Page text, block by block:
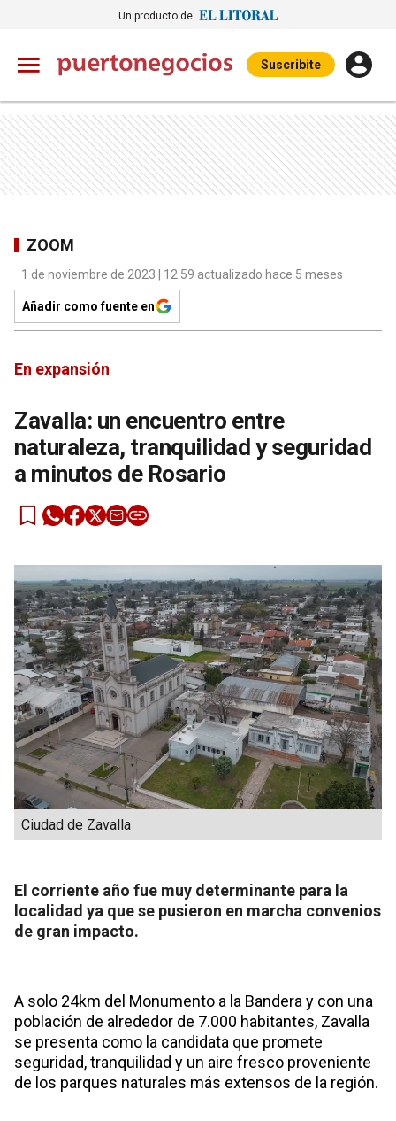
Un producto de:
Suscribite
ZOOM
1 de noviembre de 2023 | 12:59 actualizado hace 5 meses
Añadir como fuente en
En expansión
Zavalla: un encuentro entre
naturaleza, tranquilidad y seguridad
a minutos de Rosario
Ciudad de Zavalla
El corriente año fue muy determinante para la
localidad ya que se pusieron en marcha convenios
de gran impacto.
A solo 24km del Monumento a la Bandera y con una
población de alrededor de 7.000 habitantes, Zavalla
se presenta como la candidata que promete
seguridad, tranquilidad y un aire fresco proveniente
de los parques naturales más extensos de la región.